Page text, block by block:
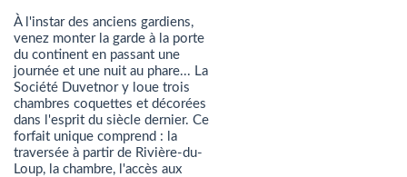
À l'instar des anciens gardiens,
venez monter la garde à la porte
du continent en passant une
journée et une nuit au phare... La
Société Duvetnor y loue trois
chambres coquettes et décorées
dans l'esprit du siècle dernier. Ce
forfait unique comprend : la
traversée à partir de Rivière-du-
Loup, la chambre, l'accès aux